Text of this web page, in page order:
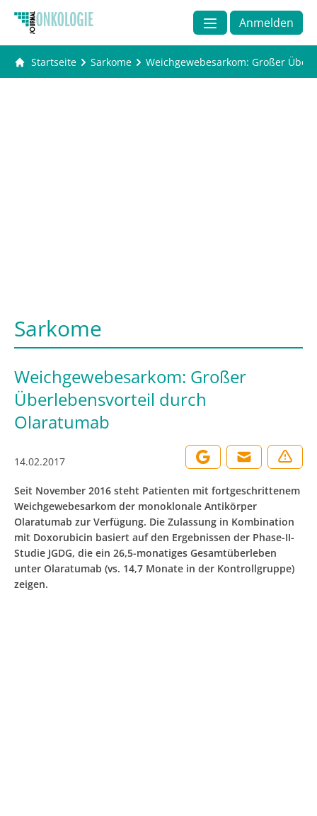
Anmelden
Startseite Sarkome Weichgewebesarkom: Großer
Sarkome
Weichgewebesarkom: Großer
Überlebensvorteil durch
Olaratumab
14.02.2017
Seit November 2016 steht Patienten mit fortgeschrittenem
Weichgewebesarkom der monoklonale Antikörper
Olaratumab zur Verfügung. Die Zulassung in Kombination
mit Doxorubicin basiert auf den Ergebnissen der Phase-II-
Studie JGDG, die ein 26,5-monatiges Gesamtüberleben
unter Olaratumab (vs. 14,7 Monate in der Kontrollgruppe)
zeigen.